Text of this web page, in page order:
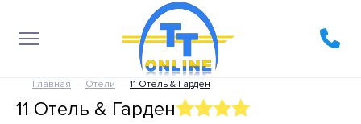
Главная Отели 11 Отель & Гарден
11 Отель & Гарден